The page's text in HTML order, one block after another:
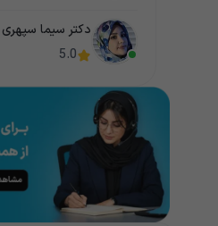
دکتر سیما سپهری
5.0